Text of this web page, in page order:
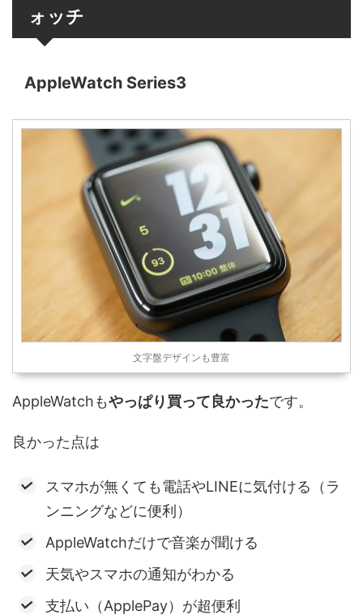
ォッチ
AppleWatch Series3
文字盤デザインも豊富
AppleWatchもやっぱり買って良かったです。
良かった点は
スマホが無くても電話やLINEに気付ける（ラ
ンニングなどに便利）
AppleWatchだけで音楽が聞ける
天気やスマホの通知がわかる
支払い（ApplePay）が超便利